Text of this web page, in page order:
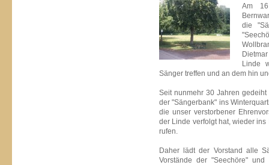
Am
die
Linde
Sänger treffen und an dem hin
Seit nunmehr 30 Jahren
der "Sängerbank" ins
die unser verstorbener
der Linde verfolgt hat, wieder
rufen.
Daher lädt der Vorstand alle
Vorstände der "Seechöre"